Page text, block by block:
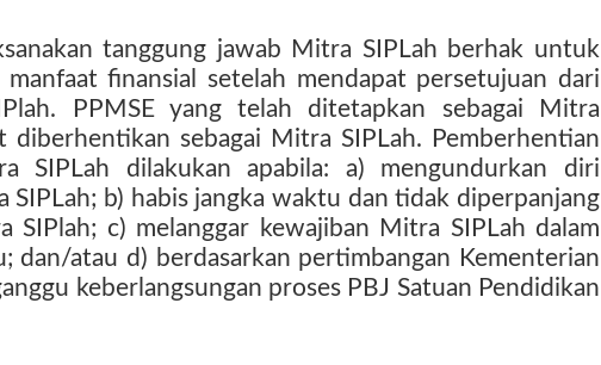
tanggung jawab Mitra SIPLah berhak untuk
manfaat finansial setelah mendapat persetujuan dari
PPMSE yang telah ditetapkan sebagai Mitra
diberhentikan sebagai Mitra SIPLah. Pemberhentian
SIPLah dilakukan apabila: a) mengundurkan diri
SIPLah; b) habis jangka waktu dan tidak diperpanjang
SIPlah; c) melanggar kewajiban Mitra SIPLah dalam
dan/atau d) berdasarkan pertimbangan Kementerian
keberlangsungan proses PBJ Satuan Pendidikan